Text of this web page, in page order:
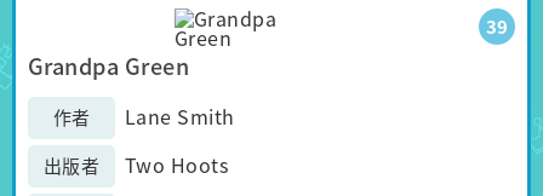
39
Grandpa Green
作者 Lane Smith
出版者 Two Hoots